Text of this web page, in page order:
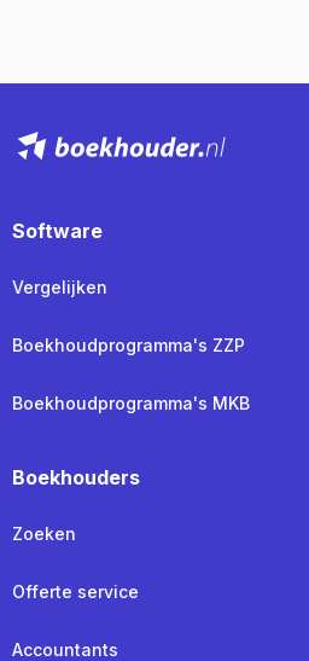
Software
Vergelijken
Boekhoudprogramma's ZZP
Boekhoudprogramma's MKB
Boekhouders
Zoeken
Offerte service
Accountants